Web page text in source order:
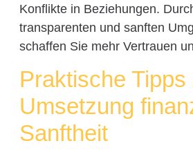
Konflikte in Beziehungen.
transparenten und sanften
schaffen Sie mehr Vertrauen
Praktische Tipps
Umsetzung
Sanftheit